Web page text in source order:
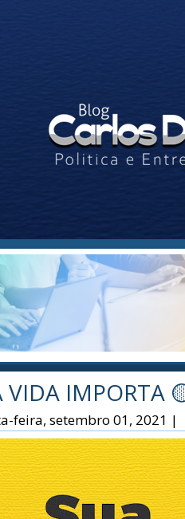
VIDA IMPORTA
feira, setembro 01, 2021 |